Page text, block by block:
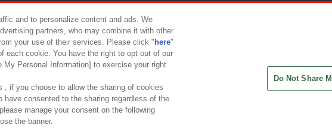
について カスタマーハラスメント対応方針
and to personalize content and ads. We
partners, who may combine it with other
your use of their services. Please click " here"
each cookie. You have the right to opt out of our
Personal Information] to exercise your right.
, if you choose to allow the sharing of cookies
have consented to the sharing regardless of the
manage your consent on the following
the banner.
Do Not Share